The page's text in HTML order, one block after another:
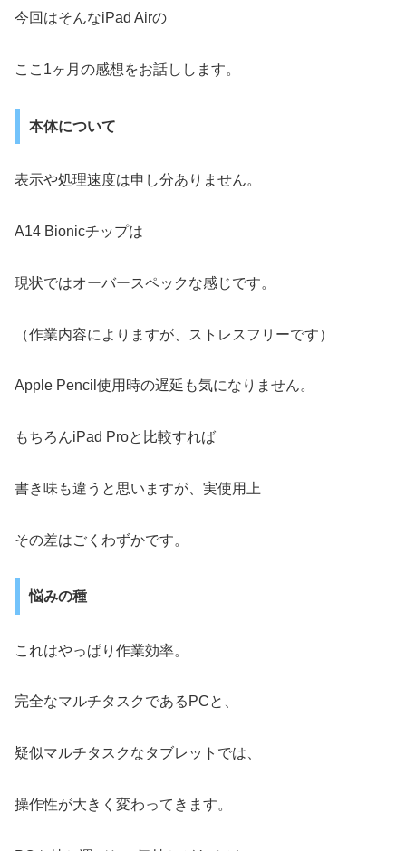
今回はそんなiPad Airの
ここ1ヶ月の感想をお話しします。
本体について
表示や処理速度は申し分ありません。
A14 Bionicチップは
現状ではオーバースペックな感じです。
（作業内容によりますが、ストレスフリーです）
Apple Pencil使用時の遅延も気になりません。
もちろんiPad Proと比較すれば
書き味も違うと思いますが、実使用上
その差はごくわずかです。
悩みの種
これはやっぱり作業効率。
完全なマルチタスクであるPCと、
疑似マルチタスクなタブレットでは、
操作性が大きく変わってきます。